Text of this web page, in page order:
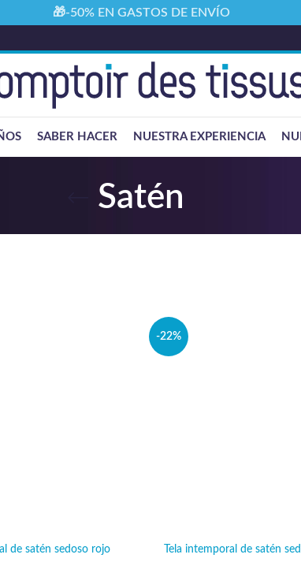
SABER HACER NUESTRA EXPERIENCIA
Satén
de satén sedoso rojo
-22%
Tela intemporal de satén
🎁-50% EN GASTOS DE ENVÍO